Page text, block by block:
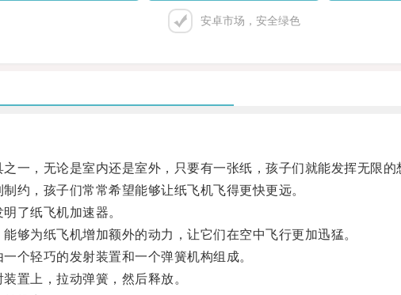
安卓市场，安全绿色
，无论是室内还是室外，只要有一张纸，孩子们就能发挥无限的
，孩子们常常希望能够让纸飞机飞得更快更远。
了纸飞机加速器。
为纸飞机增加额外的动力，让它们在空中飞行更加迅猛。
轻巧的发射装置和一个弹簧机构组成。
上，拉动弹簧，然后释放。